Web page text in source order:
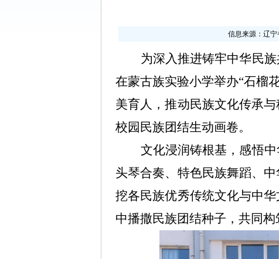
信息来源：辽
为深入推进铸牢中华民
在蒙古族实验小学举办“石榴
美育人，推动民族文化传承
校园民族团结生动画卷。
文化浸润铸根基，感悟中
头琴合奏、特色民族舞蹈、
挖各民族优秀传统文化与中
中播撒民族团结种子，共同构